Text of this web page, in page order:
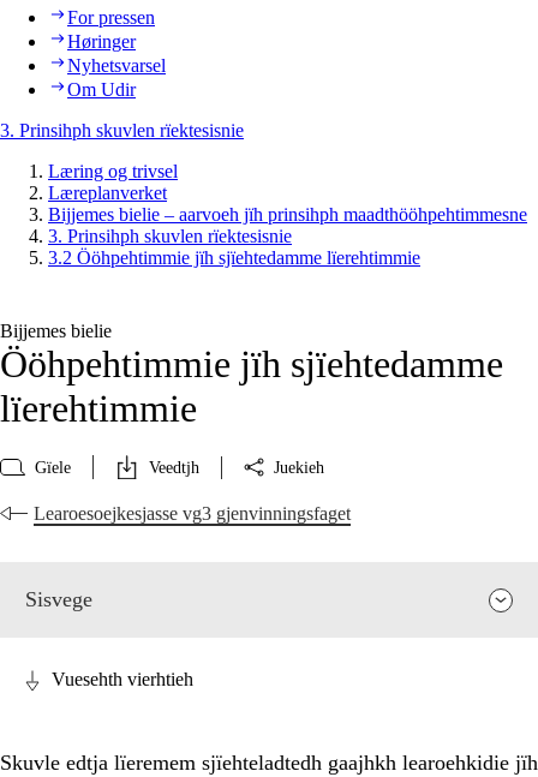
For pressen
Høringer
Nyhetsvarsel
Om Udir
3. Prinsihph skuvlen rïektesisnie
Læring og trivsel
Læreplanverket
Bijjemes bielie – aarvoeh jïh prinsihph maadthööhpehtimmesne
3. Prinsihph skuvlen rïektesisnie
3.2 Ööhpehtimmie jïh sjïehtedamme lïerehtimmie
Bijjemes bielie
Ööhpehtimmie jïh sjïehtedamme
lïerehtimmie
Gïele Veedtjh Juekieh
Learoesoejkesjasse vg3 gjenvinningsfaget
Sisvege
Vuesehth vierhtieh
Skuvle edtja lïeremem sjïehteladtedh gaajhkh learoehkidie jïh